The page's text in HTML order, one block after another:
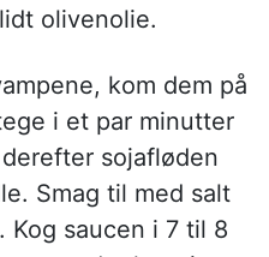
olivenolie.
kom dem på
i et par minutter
sojafløden
Smag til med salt
Kog saucen i 7 til 8